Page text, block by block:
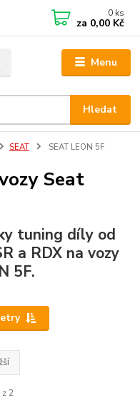
Menu
Hledat
0 ks
za 0,00 Kč
SEAT SEAT LEON 5F
Seat
tuning díly od
a RDX na vozy
5F.
2